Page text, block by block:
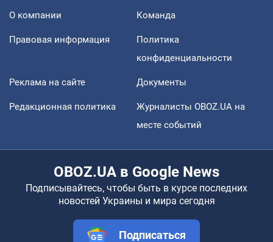
О компании Команда
Правовая информация
Политика
конфиденциальности
Реклама на сайте Документы
Редакционная политика
Журналисты OBOZ.UA на
месте событий
OBOZ.UA в Google News
Подписывайтесь, чтобы быть в курсе последних
новостей Украины и мира сегодня
Подписаться